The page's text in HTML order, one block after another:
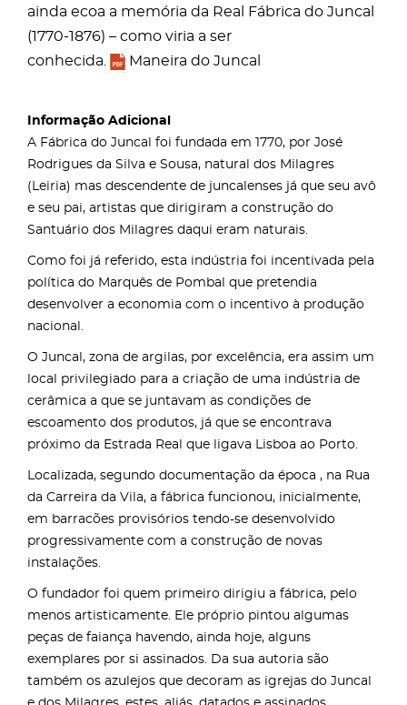
ainda ecoa a memória da Real Fábrica do Juncal
(1770-1876) – como viria a ser
conhecida.
Maneira do Juncal
Informação Adicional
A Fábrica do Juncal foi fundada em 1770, por José
Rodrigues da Silva e Sousa, natural dos Milagres
(Leiria) mas descendente de juncalenses já que seu avô
e seu pai, artistas que dirigiram a construção do
Santuário dos Milagres daqui eram naturais.
Como foi já referido, esta indústria foi incentivada pela
política do Marquês de Pombal que pretendia
desenvolver a economia com o incentivo à produção
nacional.
O Juncal, zona de argilas, por excelência, era assim um
local privilegiado para a criação de uma indústria de
cerâmica a que se juntavam as condições de
escoamento dos produtos, já que se encontrava
próximo da Estrada Real que ligava Lisboa ao Porto.
Localizada, segundo documentação da época , na Rua
da Carreira da Vila, a fábrica funcionou, inicialmente,
em barracões provisórios tendo-se desenvolvido
progressivamente com a construção de novas
instalações.
O fundador foi quem primeiro dirigiu a fábrica, pelo
menos artisticamente. Ele próprio pintou algumas
peças de faiança havendo, ainda hoje, alguns
exemplares por si assinados. Da sua autoria são
também os azulejos que decoram as igrejas do Juncal